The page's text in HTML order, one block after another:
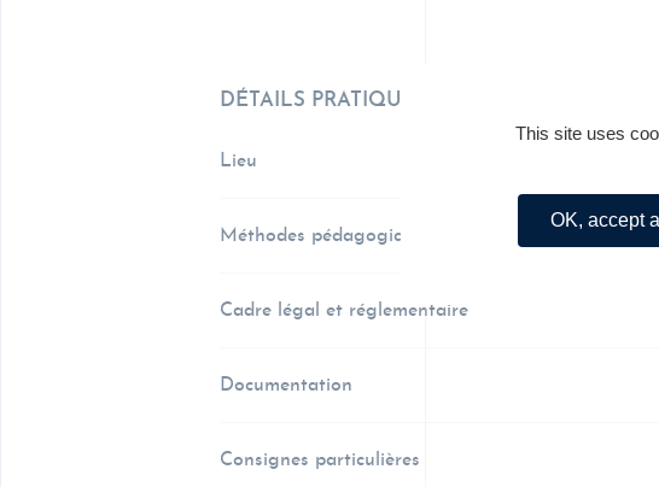
DÉTAILS PRATIQUES
Lieu
Méthodes pédagogiques
Cadre légal et réglementaire
Documentation
Consignes particulières
This site uses
OK, accept all